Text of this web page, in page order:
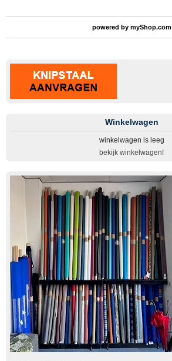
powered by myShop.com
Winkelwagen
winkelwagen is leeg
bekijk winkelwagen!